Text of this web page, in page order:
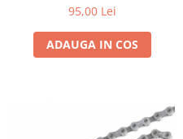
95,00 Lei
ADAUGA IN COS